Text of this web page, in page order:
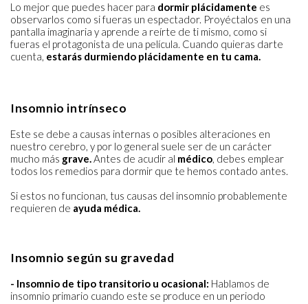
Lo mejor que puedes hacer para dormir plácidamente es
observarlos como si fueras un espectador. Proyéctalos en una
pantalla imaginaria y aprende a reírte de ti mismo, como si
fueras el protagonista de una película. Cuando quieras darte
cuenta, estarás durmiendo plácidamente en tu cama.
Insomnio intrínseco
Este se debe a causas internas o posibles alteraciones en
nuestro cerebro, y por lo general suele ser de un carácter
mucho más grave.Antes de acudir al médico, debes emplear
todos los remedios para dormir que te hemos contado antes.
Si estos no funcionan, tus causas del insomnio probablemente
requieren de ayuda médica.
Insomnio según su gravedad
- Insomnio de tipo transitorio u ocasional: Hablamos de
insomnio primario cuando este se produce en un periodo